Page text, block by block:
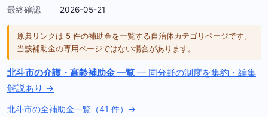
最終確認
2026-05-21
原典リンクは 5 件の補助金を一覧する自治体カテゴリページです。
当該補助金の専用ページではない場合があります。
北斗市の介護・高齢補助金 一覧 — 同分野の制度を集約・編集
解説あり →
北斗市の全補助金一覧（41 件）→